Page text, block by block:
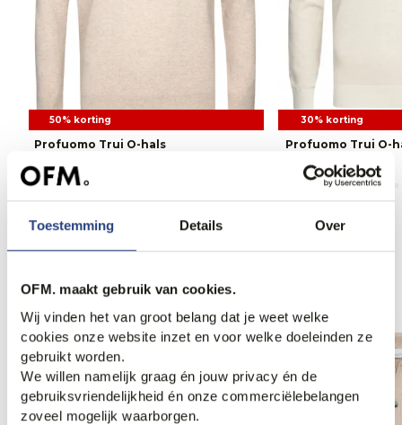
Toestemming Details Over
OFM. maakt gebruik van cookies.
Wij vinden het van groot belang dat je weet welke
cookies onze website inzet en voor welke doeleinden ze
gebruikt worden.
We willen namelijk graag én jouw privacy én de
gebruiksvriendelijkheid én onze commerciëlebelangen
zoveel mogelijk waarborgen.
50% korting
Profuomo Trui O-hals
109,95
54,95
30% korting
Profuomo Trui O-
89,95
62,95